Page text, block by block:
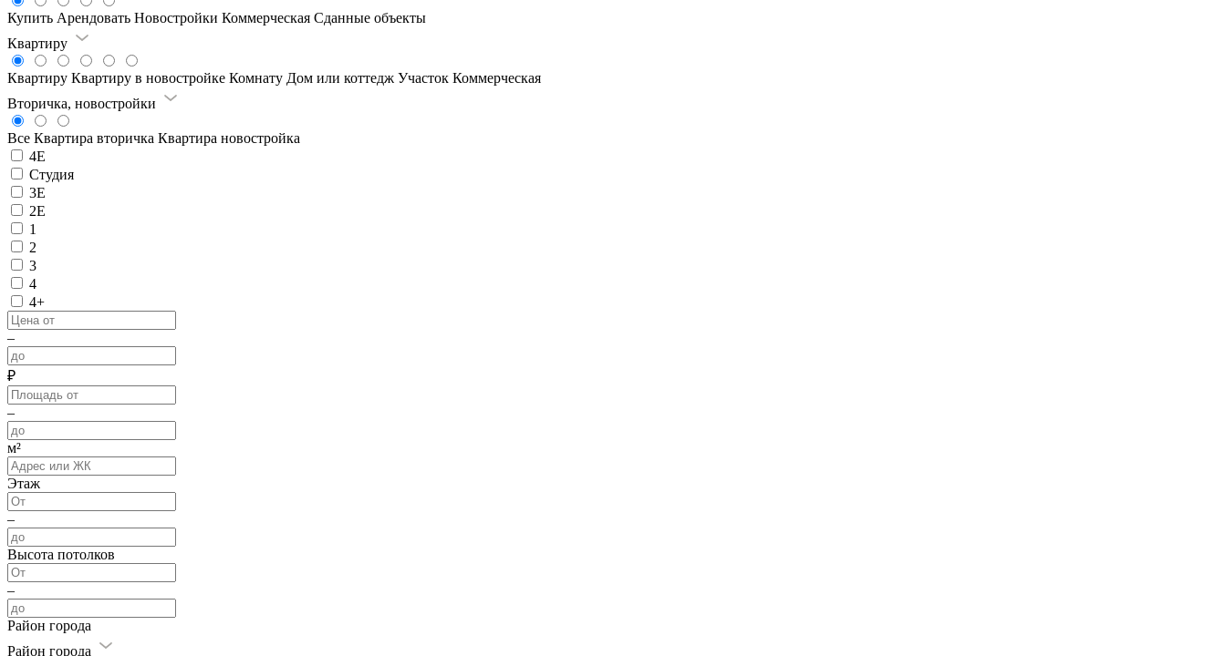
Купить Арендовать Новостройки Коммерческая Сданные объекты
Квартиру
Квартиру Квартиру в новостройке Комнату Дом или коттедж Участок Коммерческая
Вторичка, новостройки
Все Квартира вторичка Квартира новостройка
4Е
Студия
3Е
2Е
1
2
3
4
4+
–
₽
–
м²
Этаж
–
Высота потолков
–
Район города
Район города